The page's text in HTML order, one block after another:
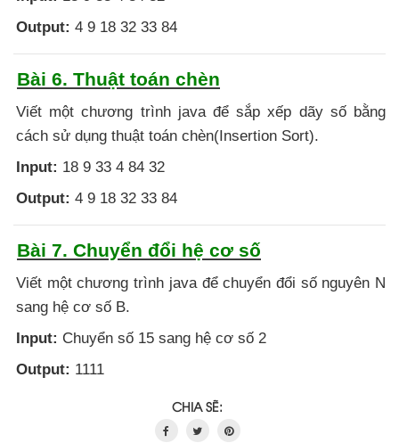
Output: 4 9 18 32 33 84
Bài 6. Thuật toán chèn
Viết một chương trình java để sắp xếp dãy số bằng
cách sử dụng thuật toán chèn(Insertion Sort).
Input: 18 9 33 4 84 32
Output: 4 9 18 32 33 84
Bài 7. Chuyển đổi hệ cơ số
Viết một chương trình java để chuyển đổi số nguyên N
sang hệ cơ số B.
Input: Chuyển số 15 sang hệ cơ số 2
Output: 1111
CHIA SẼ: